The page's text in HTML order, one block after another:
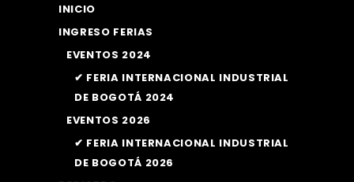
INICIO
INGRESO FERIAS
EVENTOS 2024
✔ FERIA INTERNACIONAL INDUSTRIAL
DE BOGOTÁ 2024
EVENTOS 2026
✔ FERIA INTERNACIONAL INDUSTRIAL
DE BOGOTÁ 2026